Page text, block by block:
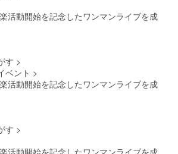
活動開始を記念したワンマンライブを成
す >
ベント >
活動開始を記念したワンマンライブを成
す >
活動開始を記念したワンマンライブを成